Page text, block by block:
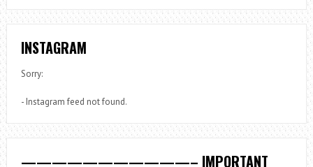
INSTAGRAM
Sorry:
- Instagram feed not found.
———————————– IMPORTANT